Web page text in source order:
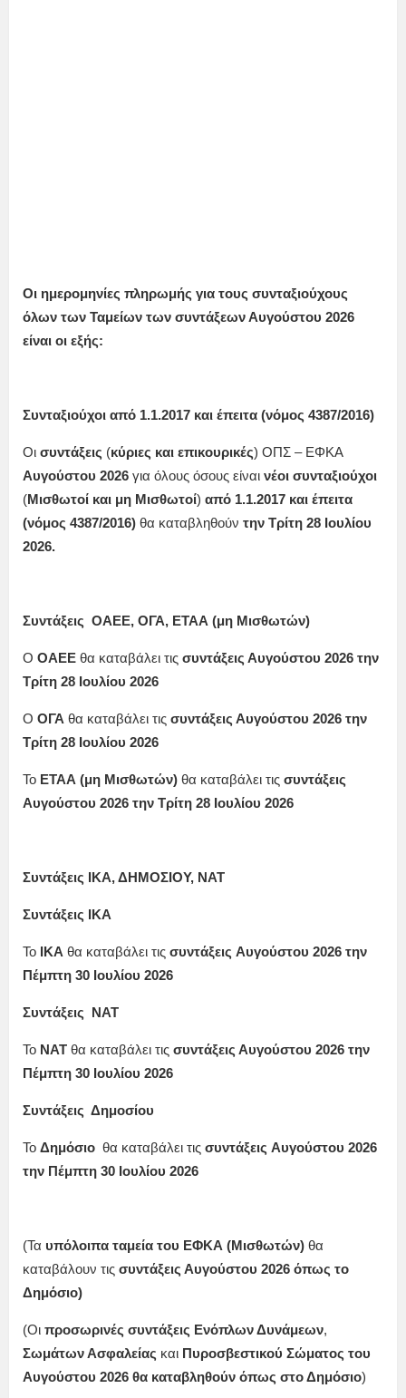
Οι ημερομηνίες πληρωμής για τους συνταξιούχους
όλων των Ταμείων των συντάξεωνΑυγούστου 2026
είναι οι εξής:
Συνταξιούχοι από 1.1.2017 και έπειτα (νόμος 4387/2016)
Οι συντάξεις (κύριες και επικουρικές) ΟΠΣ – ΕΦΚΑ
Αυγούστου 2026 για όλους όσους είναι νέοι συνταξιούχοι
(Μισθωτοί και μη Μισθωτοί) από 1.1.2017 και έπειτα
(νόμος 4387/2016) θα καταβληθούν την Τρίτη 28 Ιουλίου
2026.
Συντάξεις ΟΑΕΕ, ΟΓΑ, ΕΤΑΑ (μη Μισθωτών)
Ο ΟΑΕΕ θα καταβάλει τις συντάξεις Αυγούστου 2026 την
Τρίτη 28 Ιουλίου 2026
Ο ΟΓΑ θα καταβάλει τις συντάξεις Αυγούστου 2026 την
Τρίτη 28 Ιουλίου 2026
Το ΕΤΑΑ (μη Μισθωτών) θα καταβάλει τις συντάξεις
Αυγούστου 2026 την Τρίτη 28 Ιουλίου 2026
Συντάξεις ΙΚΑ, ΔΗΜΟΣΙΟΥ, ΝΑΤ
Συντάξεις ΙΚΑ
Το ΙΚΑ θα καταβάλει τις συντάξεις Αυγούστου 2026 την
Πέμπτη 30 Ιουλίου 2026
Συντάξεις ΝΑΤ
Το ΝΑΤ θα καταβάλει τις συντάξεις Αυγούστου 2026 την
Πέμπτη 30 Ιουλίου 2026
Συντάξεις Δημοσίου
Το Δημόσιο θα καταβάλει τις συντάξεις Αυγούστου 2026
την Πέμπτη 30 Ιουλίου 2026
(Τα υπόλοιπα ταμεία του ΕΦΚΑ (Μισθωτών) θα
καταβάλουν τις συντάξεις Αυγούστου 2026 όπως το
Δημόσιο)
(Οι προσωρινές συντάξεις Ενόπλων Δυνάμεων,
Σωμάτων Ασφαλείας και Πυροσβεστικού Σώματος του
Αυγούστου 2026 θα καταβληθούν όπως στο Δημόσιο)